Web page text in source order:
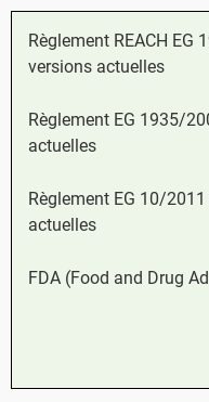
Règlement REACH EG
versions actuelles
Règlement EG 1935/
actuelles
Règlement EG 10/
actuelles
FDA (Food and Drug